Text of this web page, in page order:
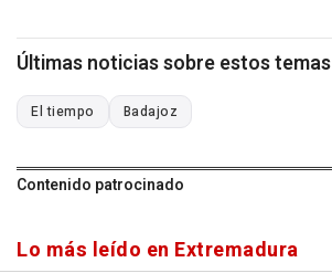
Últimas noticias sobre estos temas
El tiempo Badajoz
Contenido patrocinado
Lo más leído en Extremadura